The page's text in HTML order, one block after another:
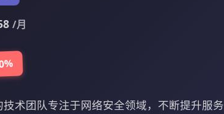
/月
术团队专注于网络安全领域，不断提升服务